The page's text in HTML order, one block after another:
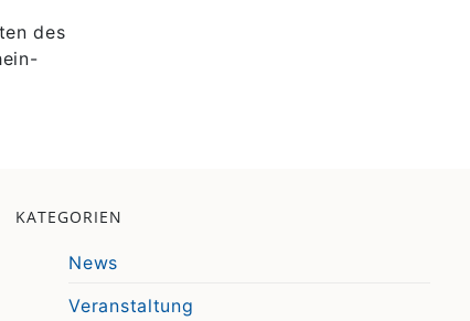
des
KATEGORIEN
News
Veranstaltung